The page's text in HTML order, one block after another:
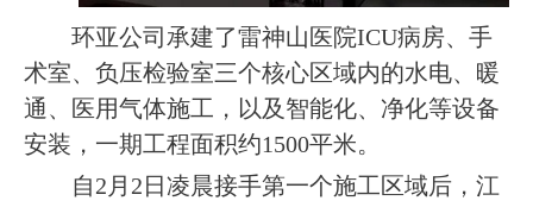
环亚公司承建了雷神山医院ICU病房、手
术室、负压检验室三个核心区域内的水电、暖
通、医用气体施工，以及智能化、净化等设备
安装，一期工程面积约1500平米。
自2 月 2 日凌晨接手第一个施工区域后，江